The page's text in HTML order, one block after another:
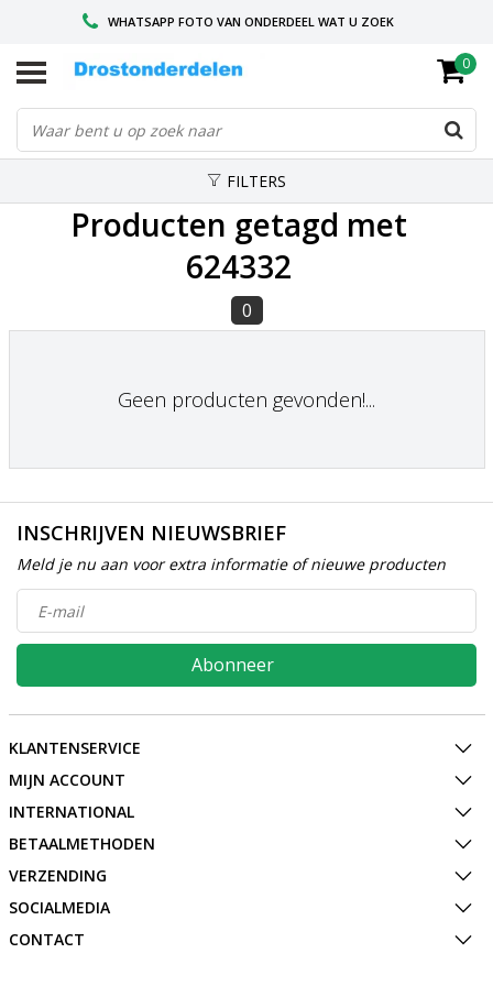
WHATSAPP FOTO VAN ONDERDEEL WAT U ZOEK
VOOR 16.00 BESTELD, VANDAAG VERZONDEN
GESPECIALISEERD PEUGEOT
0
FILTERS
Producten getagd met
624332
0
Geen producten gevonden!...
INSCHRIJVEN NIEUWSBRIEF
Meld je nu aan voor extra informatie of nieuwe producten
Abonneer
KLANTENSERVICE
MIJN ACCOUNT
INTERNATIONAL
BETAALMETHODEN
VERZENDING
SOCIALMEDIA
CONTACT